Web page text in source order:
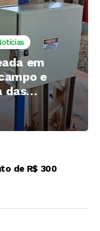
em
e
das
de R$ 300